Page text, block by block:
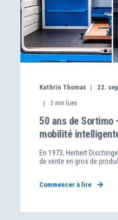
Kathrin Thomas
22.
3 min lues
50 ans de Sortimo
mobilité
En 1973, Herbert
de vente en gros de
Commencer à lire